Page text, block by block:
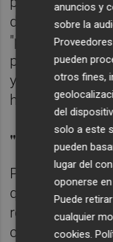
dado y ha
"política
problemas
y si.... Los si los
ha apuntado.
"Lo mismo"
Por otro lado,
que
respecto a
coalición en el
anuncios y
sobre la
pueden
otros fines,
del
solo a este
pueden
lugar del
oponerse
Puede
cualquier
cookies .